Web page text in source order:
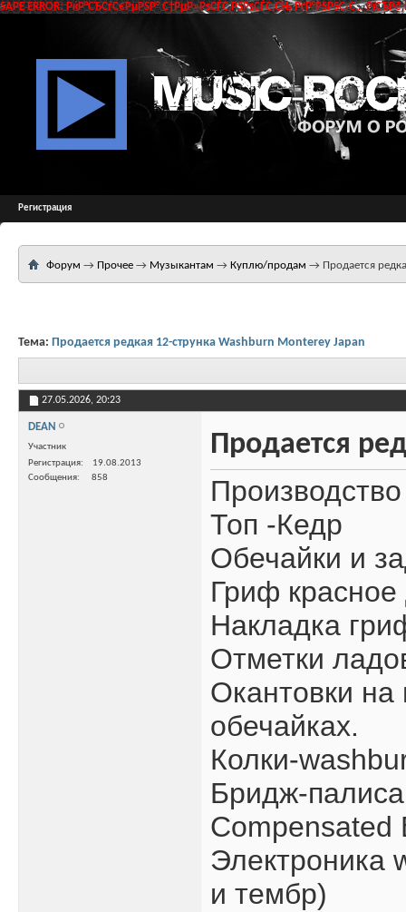
SAPE ERROR: РќР°СЂСѓС€РµРЅР° С†РµР»РѕСЃС‚РЅРѕСЃС‚СЊ РґР°РЅРЅС‹С…
Регистрация
Форум → Прочее → Музыкантам → Куплю/продам → Продается
Тема: Продается редкая 12-струнка Washburn Monterey Japan
27.05.2026, 20:23
DEAN
Участник
Регистрация
19.08.2013
Сообщения
858
Продается
Топ -Кедр
Обечайки и
Гриф
Накладка
Отметки
Окантовки на
обечайках.
Колки-
Бридж-
Compensated
Электроника
и тембр)